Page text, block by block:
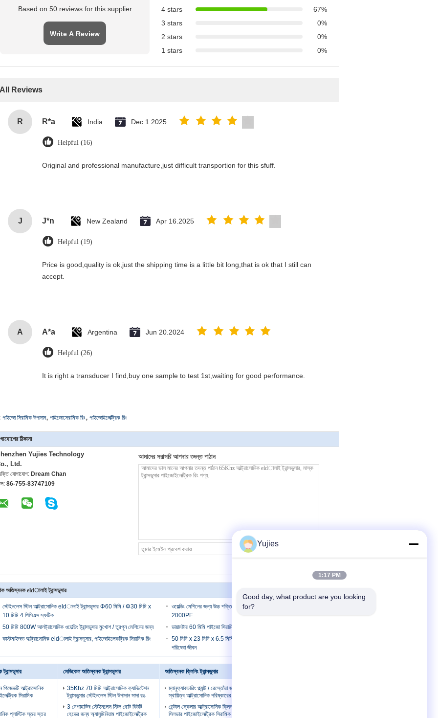
Based on 50 reviews for this supplier
Write A Review
4 stars
67%
3 stars
0%
2 stars
0%
1 stars
0%
All Reviews
R R*a India Dec 1.2025
Helpful (16)
Original and professional manufacture,just difficult transportion for this sfuff.
J J*n New Zealand Apr 16.2025
Helpful (19)
Price is good,quality is ok,just the shipping time is a little bit long,that is ok that I still can
accept.
A A*a Argentina Jun 20.2024
Helpful (26)
It is right a transducer I find,buy one sample to test 1st,waiting for good performance.
পাইজো সিরামিক উপাদান, পাইজোসেরামিক রিং, পাইজোইলেক্ট্রিক রিং
ঠিকানা
Yujies Technology
Ltd.
যোগাযোগ: Dream Chan
86-755-83747109
আমাদের সরাসরি আপনার তদন্ত পাঠান
অতিস্বনক eldালাই ট্রান্সডুসার
স্টেইনলেস স্টিল আল্ট্রাসোনিক eldালাই ট্রান্সডুসার Φ60 মিমি / Φ30 মিমি x
10 মিমি 4 পিসিএস স্ফটিক
ওয়েল্ডিং মেশিনের জন্য উচ্চ শক্তি পাইজোলেইট্রিক সিরামিক এলিমেন্ট 25Khz
2000PF
50 মিমি 800W আলট্রাসোনিক ওয়েল্ডিং ট্রান্সডুসার মুখোশ / তুরপুন মেশিনের জন্য
ডায়ামটার 60 মিমি পাইজো সিরামিক রিং উচ্চ যথার্থতা নিম্ন ডাইলেট্রিকের ক্ষতি
কাস্টমাইজড আল্ট্রাসোনিক eldালাই ট্রান্সডুসার, পাইজোইলেকট্রিক সিরামিক রিং
50 মিমি x 23 মিমি x 6.5 মিমি পিজেডটি রিং বহুমুখী উচ্চ নির্ভরযোগ্যতা দীর্ঘ
পরিষেবা জীবন
ট্রান্সডুসার
পিজেডটি আল্ট্রাসোনিক
সিরামিক
প্লাস্টিক স্তর স্তর
মেডিকেল অতিস্বনক ট্রান্সডুসার
35Khz 70 মিমি আল্ট্রাসোনিক ক্যাভিটেশন
ট্রান্সডুসার স্টেইনলেস স্টিল উপাদান সাদা রঙ
3 মেগাহার্টজ স্টেইনলেস স্টিল ছোট বিউটি
হেডের জন্য অ্যালুমিনিয়াম পাইজোইলেক্ট্রিক
অতিস্বনক ক্লিনিং ট্রান্সডুসার
ম্যানুফ্যাকচারিং প্ল্যান্ট / রেস্তোঁরা জন্য উচ্চ
স্থায়িত্ব আল্ট্রাসোনিক পরিষ্কারের ট্রান্সডুসার
ডেন্টাল স্কেলার আল্ট্রাসোনিক ক্লিনার জন্য
সিলভার পাইজোইলেক্ট্রিক সিরামিক ট্রান্সডুসার
Yujies
1:17 PM
Good day, what product are you looking
for?